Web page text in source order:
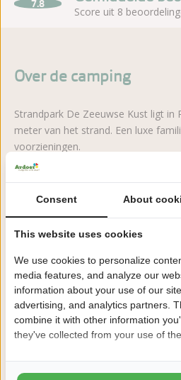
7.8
Score uit 8
Over de camping
Strandpark De Zeeuwse Kust ligt in
meter van het strand. Een luxe
voorzieningen.
Lees meer
Na het boeken heb je nog 24
kosteloos te wijzigen of te
Daarom boek je bij De
8,2 Ardoer
Consent About
This website uses cookies
We use cookies to personalize
media features, and analyze our
information about your use of our
advertising, and analytics partners.
combine it with other information
they've collected from your use of